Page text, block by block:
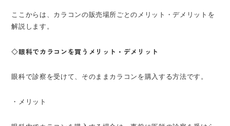
ここからは、カラコンの販売場所ごとのメリット・デメリットを
解説します。
◇眼科でカラコンを買うメリット・デメリット
眼科で診察を受けて、そのままカラコンを購入する方法です。
・メリット